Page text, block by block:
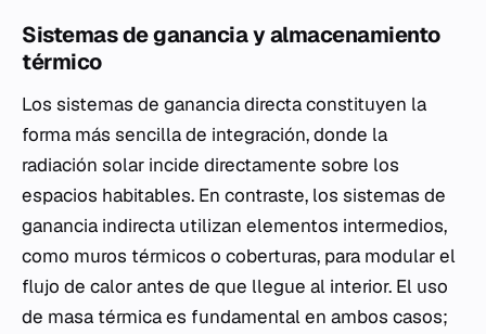
Sistemas de ganancia y almacenamiento
térmico
Los sistemas de ganancia directa constituyen la
forma más sencilla de integración, donde la
radiación solar incide directamente sobre los
espacios habitables. En contraste, los sistemas de
ganancia indirecta utilizan elementos intermedios,
como muros térmicos o coberturas, para modular el
flujo de calor antes de que llegue al interior. El uso
de masa térmica es fundamental en ambos casos;